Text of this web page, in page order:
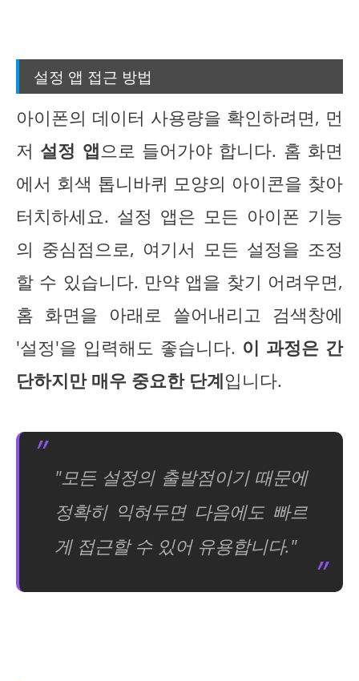
설정 앱 접근 방법
아이폰의 데이터 사용량을 확인하려면, 먼
저 설정 앱으로 들어가야 합니다. 홈 화면
에서 회색 톱니바퀴 모양의 아이콘을 찾아
터치하세요. 설정 앱은 모든 아이폰 기능
의 중심점으로, 여기서 모든 설정을 조정
할 수 있습니다. 만약 앱을 찾기 어려우면,
홈 화면을 아래로 쓸어내리고 검색창에
'설정'을 입력해도 좋습니다. 이 과정은 간
단하지만 매우 중요한 단계입니다.
"모든 설정의 출발점이기 때문에
정확히 익혀두면 다음에도 빠르
게 접근할 수 있어 유용합니다."